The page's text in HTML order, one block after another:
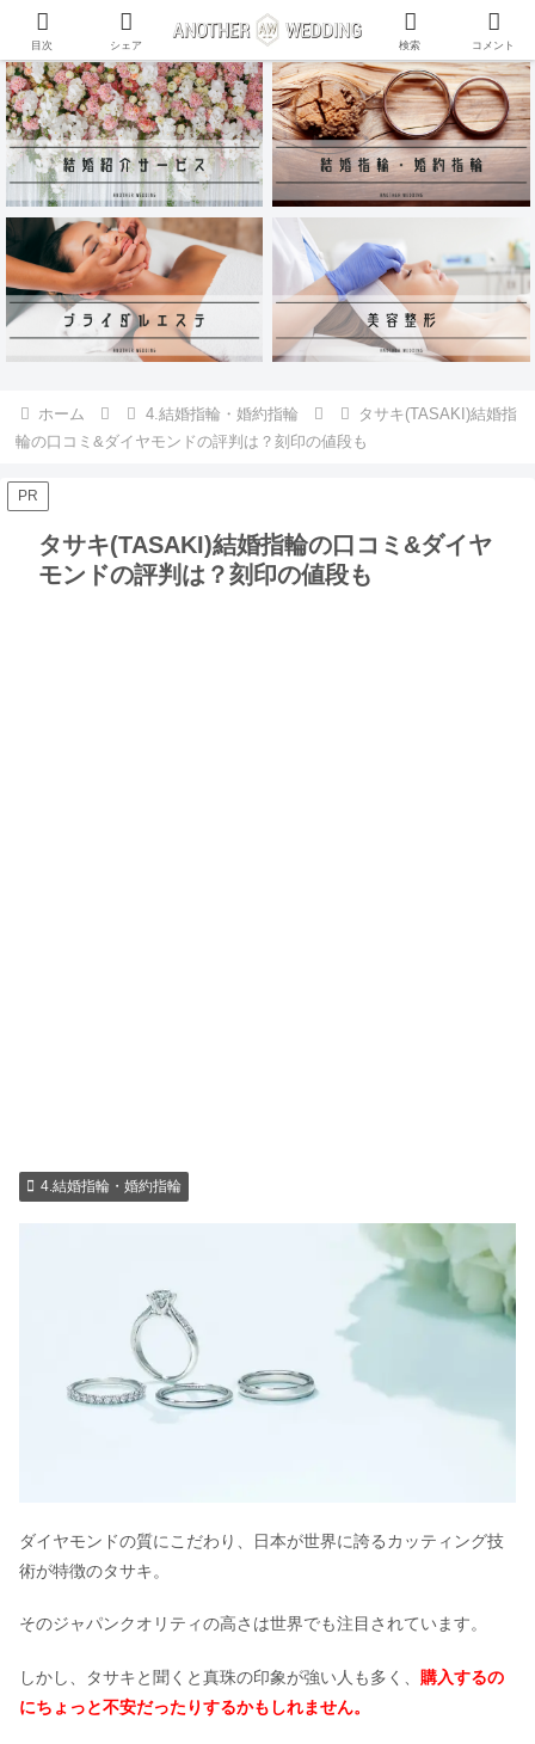
ANOTHER WEDDING~RING~のInstagramアカウントがリリース♪
ホーム 4.結婚指輪・婚約指輪
タサキ(TASAKI)結婚指
輪の口コミ&ダイヤモンドの評判は？刻印の値段も
PR
タサキ(TASAKI)結婚指輪の口コミ&ダイヤ
モンドの評判は？刻印の値段も
4.結婚指輪・婚約指輪
ダイヤモンドの質にこだわり、日本が世界に誇るカッティング技
術が特徴のタサキ。
そのジャパンクオリティの高さは世界でも注目されています。
しかし、タサキと聞くと真珠の印象が強い人も多く、
購入するの
にちょっと不安だったりするかもしれません。
目次 シェア 検索 コメント